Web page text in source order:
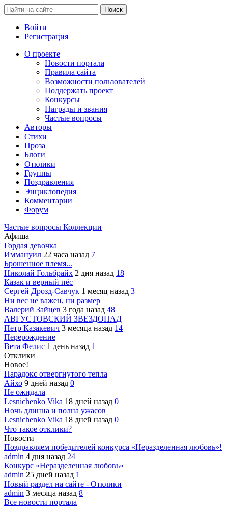
Войти
Регистрация
О проекте
Новости портала
Правила сайта
Возможности пользователей
Поддержать проект
Конкурсы
Награды и звания
Частые вопросы
Авторы
Стихи
Проза
Блоги
Отклики
Группы
Поздравления
Энциклопедия
Комментарии
Форум
Частые вопросы Коллекции
Афиша
Гордая девочка
Иммануил 22 часа назад 7
Брошенное племя...
Николай Гольбрайх 2 дня назад 18
Казак и верный пёс
Сергей Дрозд-Савчук 1 месяц назад 3
Ни вес не важен, ни размер
Валерий Зайцев 3 года назад 48
АВГУСТОВСКИЙ ЗВЕЗДОПАД
Петр Казакевич 3 месяца назад 14
Перерождение
Вета Фелис 1 день назад 1
Отклики
Новое!
Парадокс отвергнутого тепла
Айхо 9 дней назад 0
Не ожидала
Lesnichenko Vika 18 дней назад 0
Ночь длинна и полна ужасов
Lesnichenko Vika 18 дней назад 0
Что такое отклики?
Новости
Поздравляем победителей конкурса «Неразделенная любовь»!
admin 4 дня назад 24
Конкурс «Неразделенная любовь»
admin 25 дней назад 1
Новый раздел на сайте - Отклики
admin 3 месяца назад 8
Все новости портала